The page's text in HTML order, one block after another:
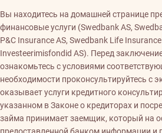
Вы находитесь на домашней странице
финансовые услуги (Swedbank AS,
P&C Insurance AS, Swedbank Life
Investeerimisfondid AS). Перед
ознакомьтесь с условиями
необходимости проконсультируйтесь с
оказывает услуги кредитного
указанном в Законе о кредиторах и
займа принимает заемщик, который на